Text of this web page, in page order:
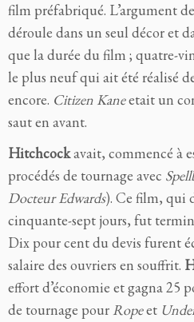
film préfabriqué. L’argument de
déroule dans un seul décor et
que la durée du film ; quatre-
le plus neuf qui ait été réalisé
encore. Citizen Kaneetait un
saut en avant.
Hitchcockavait, commencé à
procédés de tournage avec
Docteur Edwards). Ce film, qui
cinquante-sept jours, fut
Dix pour cent du devis furent
salaire des ouvriers en souffrit.
effort d’économie et gagna 25
de tournage pourRopeet